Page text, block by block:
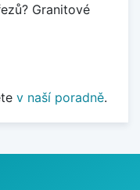
Granitové
v naší poradně.